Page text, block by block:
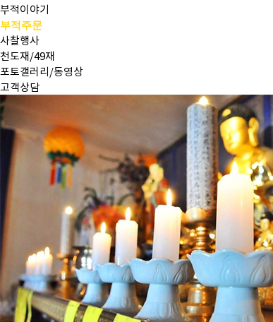
부적이야기
부적주문
사찰행사
천도재/49재
포토갤러리/동영상
고객상담